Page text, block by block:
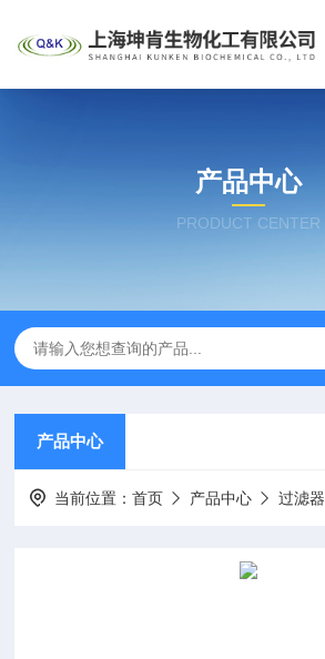
产品中心
PRODUCT CENTER
产品中心
当前位置：首页 产品中心 过滤器